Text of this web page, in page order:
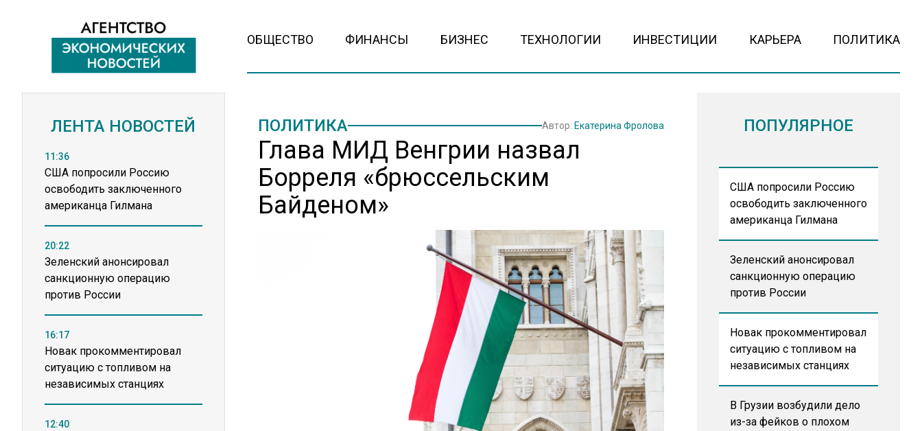
ОБЩЕСТВО ФИНАНСЫ БИЗНЕС ТЕХНОЛОГИИ ИНВЕСТИЦИИ КАРЬЕРА ПОЛИТИКА
ЛЕНТА НОВОСТЕЙ
11:36
США попросили Россию
освободить заключенного
американца Гилмана
20:22
Зеленский анонсировал
санкционную операцию
против России
16:17
Новак прокомментировал
ситуацию с топливом на
независимых станциях
12:40
ПОЛИТИКА Автор: Екатерина Фролова
Глава МИД Венгрии назвал
Борреля «брюссельским
Байденом»
ПОПУЛЯРНОЕ
США попросили Россию
освободить заключенного
американца Гилмана
Зеленский анонсировал
санкционную операцию
против России
Новак прокомментировал
ситуацию с топливом на
независимых станциях
В Грузии возбудили дело
из-за фейков о плохом